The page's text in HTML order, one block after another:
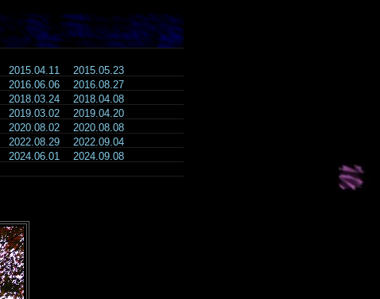
2015.04.11
2015.05.23
2016.06.06
2016.08.27
2018.03.24
2018.04.08
2019.03.02
2019.04.20
2020.08.02
2020.08.08
2022.08.29
2022.09.04
2024.06.01
2024.09.08